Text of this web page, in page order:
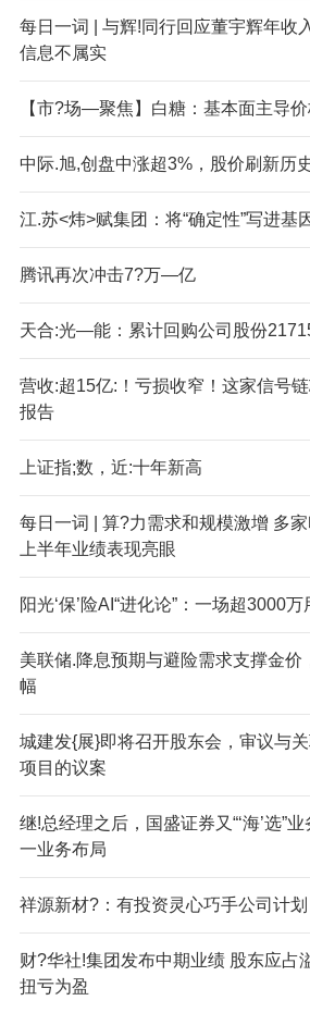
每日一词 | 与辉!同行回应董宇辉年收
信息不属实
【市?场—聚焦】白糖：基本面主导
中际.旭,创盘中涨超3%，股价刷新历
江.苏<炜>赋集团：将“确定性”写进基
腾讯再次冲击7?万—亿
天合:光—能：累计回购公司股份
营收:超15亿:！亏损收窄！这家信号
报告
上证指;数，近:十年新高
每日一词 | 算?力需求和规模激增 多
上半年业绩表现亮眼
阳光‘保’险AI“进化论”：一场超3000
美联储.降息预期与避险需求支撑金价
幅
城建发{展}即将召开股东会，审议与
项目的议案
继!总经理之后，国盛证券又“‘海’选”
一业务布局
祥源新材?：有投资灵心巧手公司计
财?华社!集团发布中期业绩 股东应占
扭亏为盈